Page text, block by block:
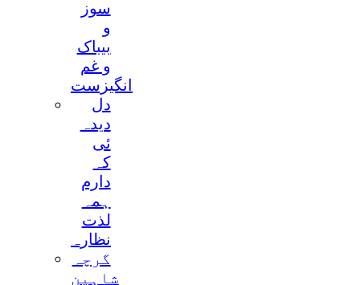
سوز
و
بیباک
و غم
انگیزست
دل
دیدہ
ئی
کہ
دارم
ہمہ
لذت
نظارہ
گرچہ
شاہین